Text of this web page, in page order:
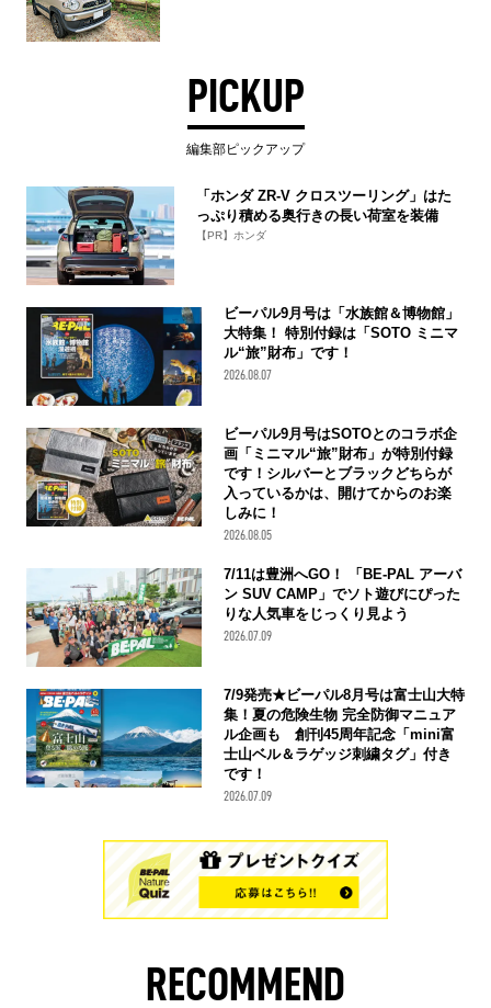
PICKUP
編集部ピックアップ
「ホンダ ZR-V クロスツーリング」はた
っぷり積める奥行きの長い荷室を装備
【PR】ホンダ
ビーパル9月号は「水族館＆博物館」
大特集！ 特別付録は「SOTO ミニマ
ル“旅”財布」です！
2026.08.07
ビーパル9月号はSOTOとのコラボ企
画「ミニマル“旅”財布」が特別付録
です！シルバーとブラックどちらが
入っているかは、開けてからのお楽
しみに！
2026.08.05
7/11は豊洲へGO！ 「BE-PAL アーバ
ン SUV CAMP」でソト遊びにぴった
りな人気車をじっくり見よう
2026.07.09
7/9発売★ビーパル8月号は富士山大特
集！夏の危険生物 完全防御マニュア
ル企画も 創刊45周年記念「mini富
士山ベル＆ラゲッジ刺繍タグ」付き
です！
2026.07.09
RECOMMEND